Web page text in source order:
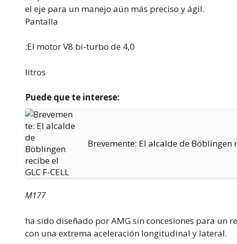
el eje para un manejo aún más preciso y ágil.
Pantalla
:El motor V8 bi-turbo de 4,0
litros
Puede que te interese:
Brevemente: El alcalde de Böblingen
M177
ha sido diseñado por AMG sin concesiones para un
con una extrema aceleración longitudinal y lateral.